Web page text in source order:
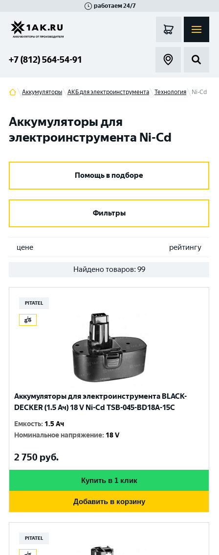
работаем 24/7
+7 (812) 564-54-91
Аккумуляторы АКБ для электроинструмента Технология Ni-Cd
Аккумуляторы для
электроинструмента Ni-Cd
Помощь в подборе
Фильтры
цене рейтингу
Найдено товаров: 99
PITATEL
Аккумуляторы для электроинструмента BLACK-
DECKER (1.5 Ач) 18 V Ni-Cd TSB-045-BD18A-15C
Емкость: 1.5 Ач
Номинальное напряжение: 18 V
2 750 руб.
Купить в 1 клик
Добавить в корзину
PITATEL
Гатчина